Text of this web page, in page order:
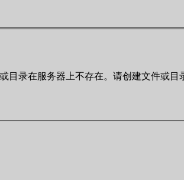
目录在服务器上不存在。请创建文件或目